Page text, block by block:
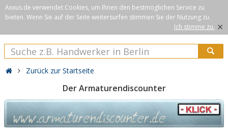
Axxus.de verwendet Cookies, um Ihnen den bestmöglichen Service zu
bieten. Wenn Sie auf der Seite weitersurfen stimmen Sie der Nutzung zu.
Ich stimme zu. ×
Zurück zur Startseite
Der Armaturendiscounter